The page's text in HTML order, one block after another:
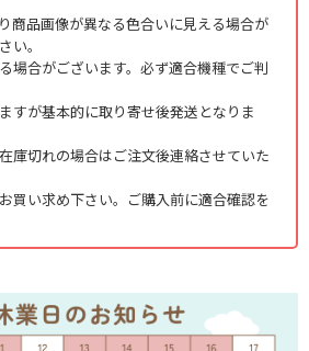
商品画像が異なる色合いに見える場合が
い。
場合がございます。必ず適合機種でご判
すが基本的に取り寄せ後発送となりま
庫切れの場合はご注文後連絡させていた
買い求め下さい。ご購入前に適合確認を